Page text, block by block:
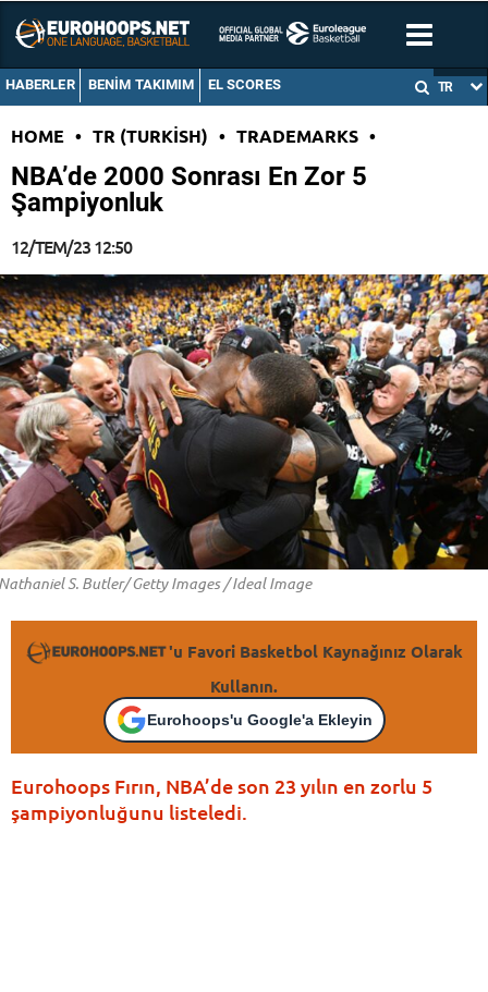
HABERLER BENIM TAKIMIM EL SCORES TR
HOME • TR (TURKISH) • TRADEMARKS •
NBA’de 2000 Sonrası En Zor 5
Şampiyonluk
12/TEM/23 12:50
S. Butler/ Getty Images / Ideal Image
'u Favori Basketbol Kaynağınız Olarak
Kullanın.
Eurohoops'u Google'a Ekleyin
Eurohoops Fırın, NBA’de son 23 yılın en zorlu 5
şampiyonluğunu listeledi.